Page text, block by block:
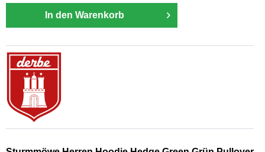
In den Warenkorb